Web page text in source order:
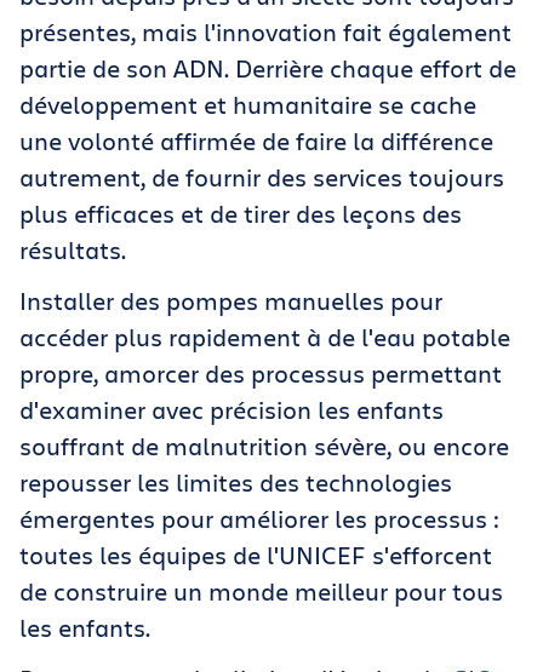
présentes, mais l'innovation fait également
partie de son ADN. Derrière chaque effort de
développement et humanitaire se cache
une volonté affirmée de faire la différence
autrement, de fournir des services toujours
plus efficaces et de tirer des leçons des
résultats.
Installer des pompes manuelles pour
accéder plus rapidement à de l'eau potable
propre, amorcer des processus permettant
d'examiner avec précision les enfants
souffrant de malnutrition sévère, ou encore
repousser les limites des technologies
émergentes pour améliorer les processus :
toutes les équipes de l'UNICEF s'efforcent
de construire un monde meilleur pour tous
les enfants.